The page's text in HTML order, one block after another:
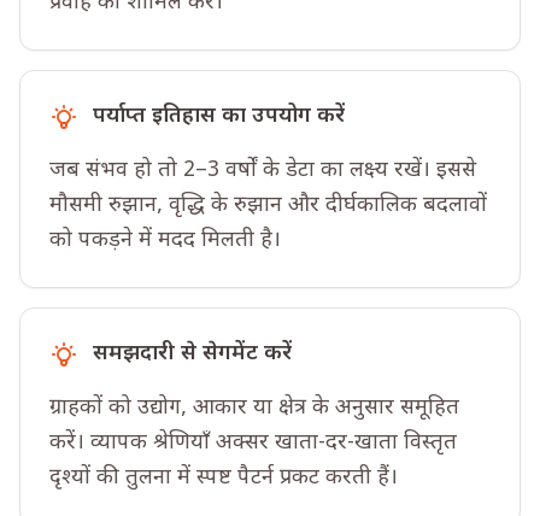
पर्याप्त इतिहास का उपयोग करें
जब संभव हो तो 2–3 वर्षों के डेटा का लक्ष्य रखें। इससे
मौसमी रुझान, वृद्धि के रुझान और दीर्घकालिक बदलावों
को पकड़ने में मदद मिलती है।
समझदारी से सेगमेंट करें
ग्राहकों को उद्योग, आकार या क्षेत्र के अनुसार समूहित
करें। व्यापक श्रेणियाँ अक्सर खाता-दर-खाता विस्तृत
दृश्यों की तुलना में स्पष्ट पैटर्न प्रकट करती हैं।